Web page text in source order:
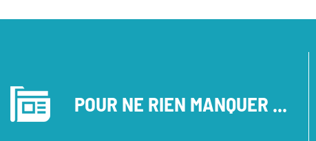
POUR NE RIEN MANQUER ...